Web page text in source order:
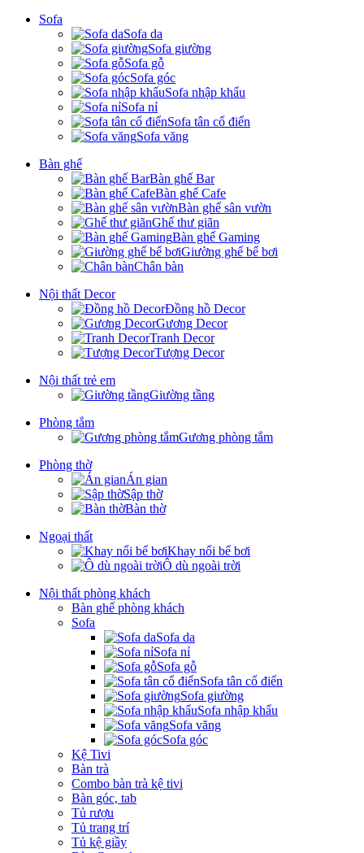
Sofa
Sofa da
Sofa giường
Sofa gỗ
Sofa góc
Sofa nhập khẩu
Sofa nỉ
Sofa tân cổ điển
Sofa văng
Bàn ghế
Bàn ghế Bar
Bàn ghế Cafe
Bàn ghế sân vườn
Ghế thư giãn
Bàn ghế Gaming
Giường ghế bể bơi
Chân bàn
Nội thất Decor
Đồng hồ Decor
Gương Decor
Tranh Decor
Tượng Decor
Nội thất trẻ em
Giường tầng
Phòng tắm
Gương phòng tắm
Phòng thờ
Án gian
Sập thờ
Bàn thờ
Ngoại thất
Khay nổi bể bơi
Ô dù ngoài trời
Nội thất phòng khách
Bàn ghế phòng khách
Sofa
Sofa da
Sofa nỉ
Sofa gỗ
Sofa tân cổ điển
Sofa giường
Sofa nhập khẩu
Sofa văng
Sofa góc
Kệ Tivi
Bàn trà
Combo bàn trà kệ tivi
Bàn góc, tab
Tủ rượu
Tủ trang trí
Tủ kệ giầy